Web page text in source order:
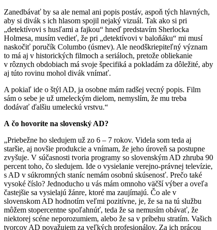
Zanedbávať by sa ale nemal ani popis postáv, aspoň tých hlavných,
aby si divák s ich hlasom spojil nejaký vizuál. Tak ako si pri
„detektívovi s husľami a fajkou“ hneď predstavím Sherlocka
Holmesa, musím vedieť, že pri „detektívovi v baloňáku“ mi musí
naskočiť poručík Columbo (úsmev). Ale neodškriepiteľný význam
to má aj v historických filmoch a seriáloch, pretože obliekanie
v rôznych obdobiach má svoje špecifiká a pokladám za dôležité, aby
aj túto rovinu mohol divák vnímať.
A pokiaľ ide o štýl AD, ja osobne mám radšej vecný popis. Film
sám o sebe je už umeleckým dielom, nemyslím, že mu treba
dodávať ďalšiu umeleckú vrstvu.“
A čo hovoríte na slovenský AD?
„Priebežne ho sledujem už zo 6 – 7 rokov. Videla som teda aj
staršie, aj novšie produkcie a vnímam, že jeho úroveň sa postupne
zvyšuje. V súčasnosti tvoria programy so slovenským AD zhruba 90
percent toho, čo sledujem. Ide o vysielanie verejno-právnej televízie,
s AD v súkromných staníc nemám osobnú skúsenosť. Prečo také
vysoké číslo? Jednoducho u vás mám omnoho väčší výber a oveľa
častejšie sa vysielajú žánre, ktoré ma zaujímajú. Čo ale v
slovenskom AD hodnotím veľmi pozitívne, je, že sa na tú službu
môžem stopercentne spoľahnúť, teda že sa nemusím obávať, že
niektorej scéne neporozumiem, alebo že sa v príbehu stratím. Vašich
tvorcov AD považujem za veľkých profesionálov. Za ich prácou